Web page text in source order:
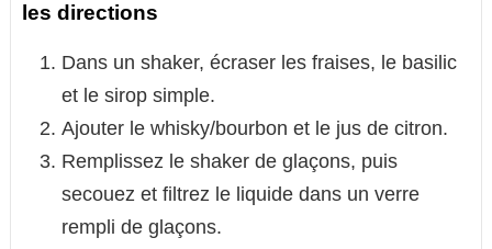
les directions
Dans un shaker, écraser les fraises, le basilic
et le sirop simple.
Ajouter le whisky/bourbon et le jus de citron.
Remplissez le shaker de glaçons, puis
secouez et filtrez le liquide dans un verre
rempli de glaçons.